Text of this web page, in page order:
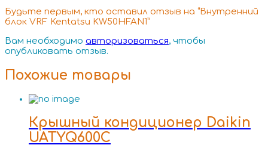
Будьте первым, кто оставил отзыв на “Внутренний
блок VRF Kentatsu KW50HFAN1”
Вам необходимо авторизоваться, чтобы
опубликовать отзыв.
Похожие товары
Крышный кондиционер Daikin
UATYQ600C